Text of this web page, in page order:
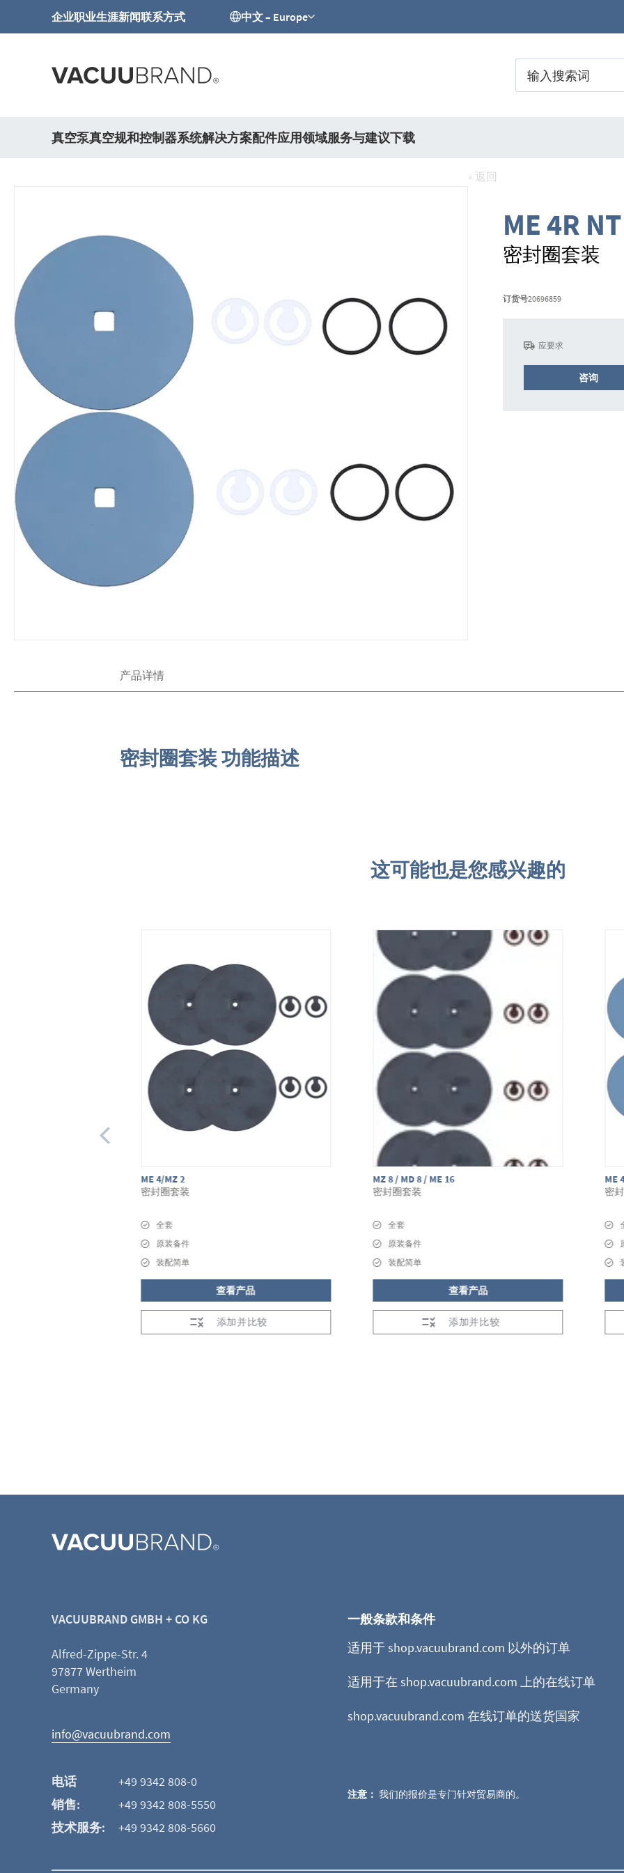
企业职业生涯新闻联系方式 中文 – Europe
真空泵真空规和控制器系统解决方案配件应用领域服务与建议下载
库
到
« 返回
ME 4R NT
密封圈套装
订货号20696859
应要求
咨询
产品详情
密封圈套装 功能描述
这可能也是您感兴趣的
ME 4/MZ 2
密封圈套装
全套
原装备件
装配简单
查看产品
添加并比较
MZ 8 / MD 8 / ME 16
密封圈套装
全套
原装备件
装配简单
查看产品
添加并比较
ME
密
VACUUBRAND GMBH + CO KG
Alfred-Zippe-Str. 4
97877 Wertheim
Germany
info@vacuubrand.com
电话
+49 9342 808-0
销售:
+49 9342 808-5550
技术服务:
+49 9342 808-5660
一般条款和条件
适用于 shop.vacuubrand.com 以外的订单
适用于在 shop.vacuubrand.com 上的在线订单
shop.vacuubrand.com 在线订单的送货国家
注意： 我们的报价是专门针对贸易商的。